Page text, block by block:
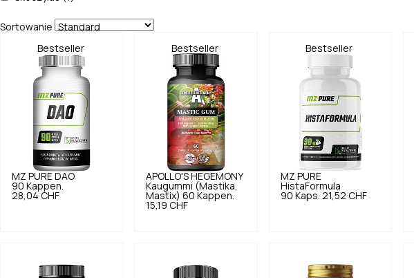
Sortowanie
Bestseller
MZ PURE DAO
90 Kappen.
28,04 CHF
Bestseller
APOLLO'S HEGEMONY
Kaugummi (Mastika,
Mastix) 60 Kappen.
15,19 CHF
Bestseller
MZ PURE
HistaFormula
90 Kaps. 21,52 CHF